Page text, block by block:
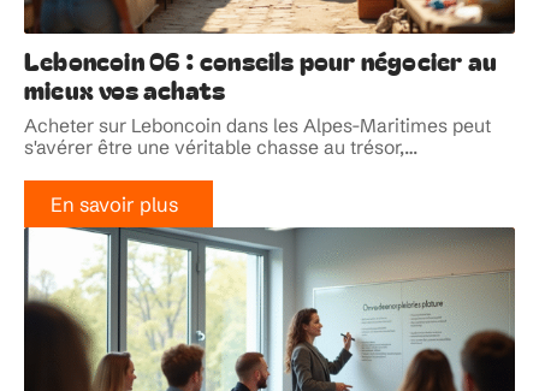
Leboncoin 06 : conseils pour négocier au
mieux vos achats
Acheter sur Leboncoin dans les Alpes-Maritimes peut
s'avérer être une véritable chasse au trésor,…
En savoir plus